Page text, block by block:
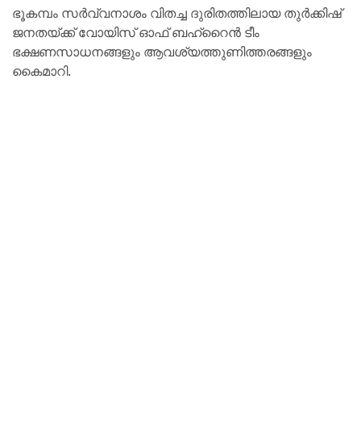
ഭൂകമ്പം സർവ്വനാശം വിതച്ച ദുരിതത്തിലായ തുർക്കിഷ്
ജനതയ്ക്ക് വോയിസ് ഓഫ് ബഹ്‌റൈൻ ടീം
ഭക്ഷണസാധനങ്ങളും ആവശ്യത്തുണിത്തരങ്ങളും
കൈമാറി.